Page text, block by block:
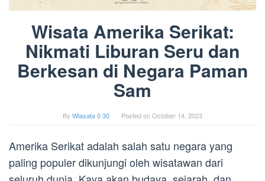
Wisata Amerika Serikat:
Nikmati Liburan Seru dan
Berkesan di Negara Paman
Sam
By Wiasata 0 30 Posted onOctober 14, 2023
Amerika Serikat adalah salah satu negara yang
paling populer dikunjungi oleh wisatawan dari